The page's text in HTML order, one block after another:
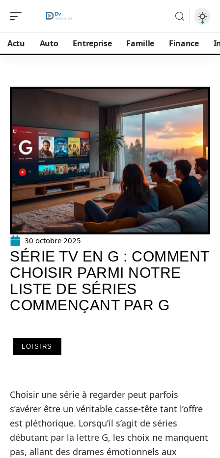
Actu Auto Entreprise Famille Finance
30 octobre 2025
SÉRIE TV EN G : COMMENT
CHOISIR PARMI NOTRE
LISTE DE SÉRIES
COMMENÇANT PAR G
LOISIRS
Choisir une série à regarder peut parfois
s’avérer être un véritable casse-tête tant l’offre
est pléthorique. Lorsqu’il s’agit de séries
débutant par la lettre G, les choix ne manquent
pas, allant des drames émotionnels aux